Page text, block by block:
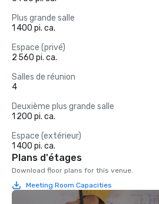
Plus grande salle
1 400 pi. ca.
Espace (privé)
2 560 pi. ca.
Salles de réunion
4
Deuxième plus grande salle
1 200 pi. ca.
Espace (extérieur)
1 400 pi. ca.
Plans d'étages
Download floor plans for this venue.
Meeting Room Capacities